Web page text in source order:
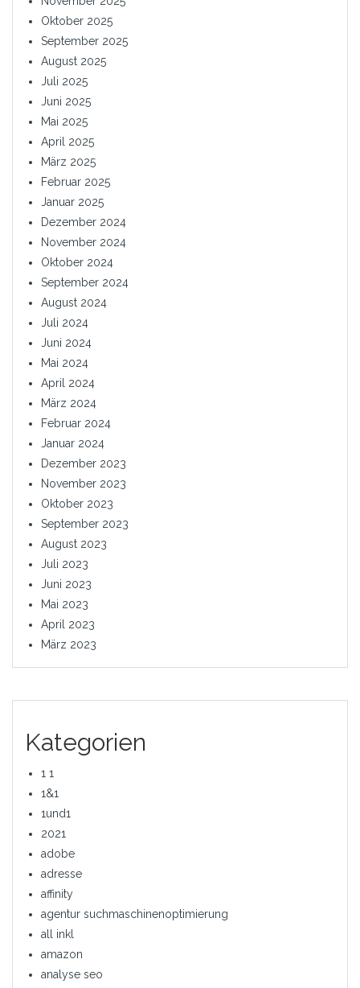
Oktober 2025
September 2025
August 2025
Juli 2025
Juni 2025
Mai 2025
April 2025
März 2025
Februar 2025
Januar 2025
Dezember 2024
November 2024
Oktober 2024
September 2024
August 2024
Juli 2024
Juni 2024
Mai 2024
April 2024
März 2024
Februar 2024
Januar 2024
Dezember 2023
November 2023
Oktober 2023
September 2023
August 2023
Juli 2023
Juni 2023
Mai 2023
April 2023
März 2023
Kategorien
1 1
1&1
1und1
2021
adobe
adresse
affinity
agentur suchmaschinenoptimierung
all inkl
amazon
analyse seo